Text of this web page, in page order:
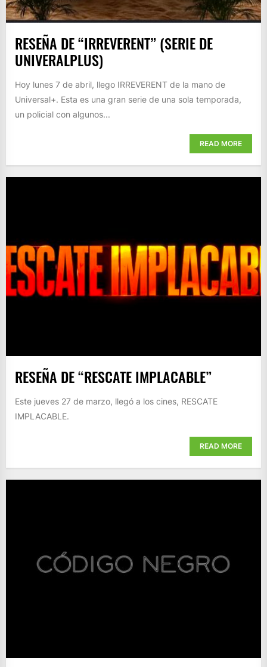
RESEÑA DE “IRREVERENT” (SERIE DE
UNIVERALPLUS)
Hoy lunes 7 de abril, llego IRREVERENT de la mano de
Universal+. Esta es una gran serie de una sola temporada,
un policial con algunos...
READ MORE
RESEÑA DE “RESCATE IMPLACABLE”
Este jueves 27 de marzo, llegó a los cines, RESCATE
IMPLACABLE.
READ MORE